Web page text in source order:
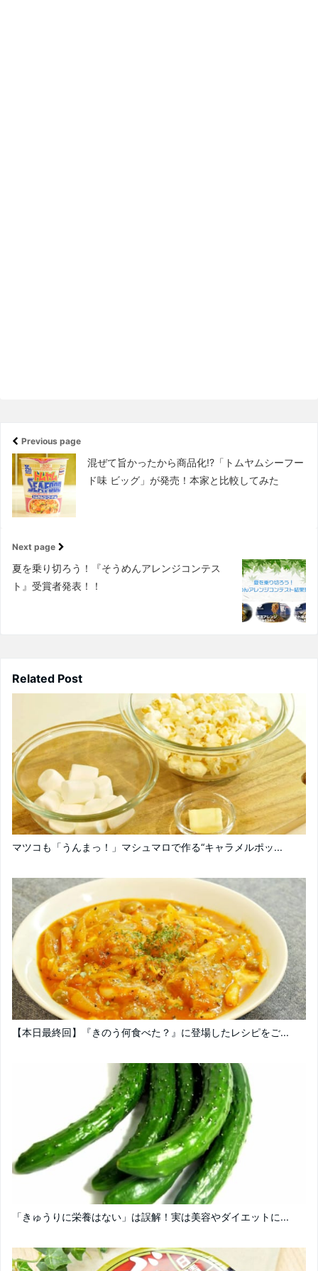
Previous page
混ぜて旨かったから商品化!?「トムヤムシーフー
ド味 ビッグ」が発売！本家と比較してみた
Next page
夏を乗り切ろう！『そうめんアレンジコンテス
ト』受賞者発表！！
Related Post
マツコも「うんまっ！」マシュマロで作る“キャラメルポッ...
【本日最終回】『きのう何食べた？』に登場したレシピをご...
「きゅうりに栄養はない」は誤解！実は美容やダイエットに...